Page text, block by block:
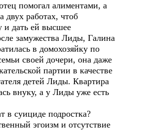
помогал алиментами, а
двух работах, чтоб
и дать ей высшее
замужества Лиды, Галина
в домохозяйку по
своей дочери, она даже
партии в качестве
детей Лиды. Квартира
внуку, а у Лиды уже есть
суициде подростка?
эгоизм и отсутствие